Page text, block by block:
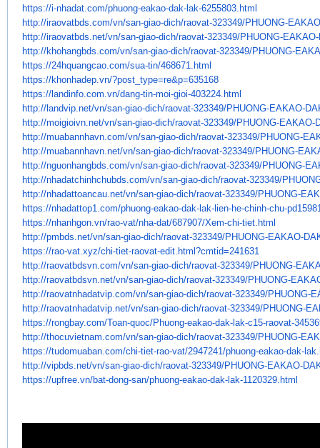
https://i-nhadat.com/phuong-eakao-dak-lak-6255803.html
http://iraovatbds.com/vn/san-giao-dich/raovat-323349/PHUONG-
http://iraovatbds.net/vn/san-giao-dich/raovat-323349/PHUONG-
http://khohangbds.com/vn/san-giao-dich/raovat-323349/PHUONG-
https://24hquangcao.com/sua-tin/468671.html
https://khonhadep.vn/?post_ type=re&p=635168
https://landinfo.com.vn/dang-tin-moi-gioi-403224.html
http://landvip.net/vn/san-giao-dich/raovat-323349/PHUONG-EAKAO-
http://moigioivn.net/vn/san-giao-dich/raovat-323349/PHUONG-EAKAO-
http://muabannhavn.com/vn/san-giao-dich/raovat-323349/PHUONG-
http://muabannhavn.net/vn/san-giao-dich/raovat-323349/PHUONG-
http://nguonhangbds.com/vn/san-giao-dich/raovat-323349/PHUONG-
http://nhadatchinhchubds.com/vn/san-giao-dich/raovat-323349/
http://nhadattoancau.net/vn/san-giao-dich/raovat-323349/PHUONG-
https://nhadattop1.com/phuong-eakao-dak-lak-lien-he-chinh-chu-
https://nhanhgon.vn/rao-vat/nha-dat/687907/Xem-chi-tiet. html
http://pmbds.net/vn/san-giao-dich/raovat-323349/PHUONG-EAKAO-
https://rao-vat.xyz/chi-tiet-raovat-edit.html?cmtid=241631
http://raovatbdsvn.com/vn/san-giao-dich/raovat-323349/PHUONG-
http://raovatbdsvn.net/vn/san-giao-dich/raovat-323349/PHUONG-
http://raovatnhadatvip.com/vn/san-giao-dich/raovat-323349/PHUONG-
http://raovatnhadatvip.net/vn/san-giao-dich/raovat-323349/PHUONG-
https://rongbay.com/Toan-quoc/Phuong-eakao-dak-lak-c15-raovat-
http://thocuvietnam.com/vn/san-giao-dich/raovat-323349/PHUONG-
https://tudomuaban.com/chi-tiet-rao-vat/2947241/phuong-eakao-dak-
http://vipbds.net/vn/san-giao-dich/raovat-323349/PHUONG-EAKAO-
https://upfree.vn/bat-dong-san/phuong-eakao-dak-lak-1120329.html